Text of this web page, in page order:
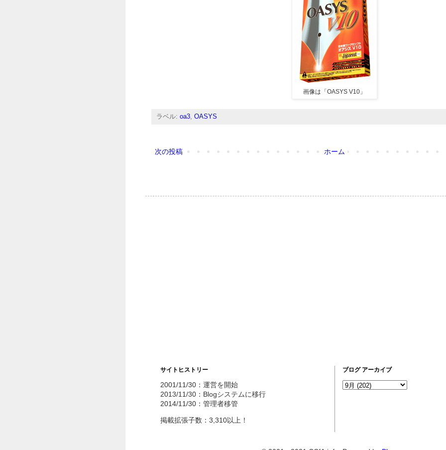
画像は「OASYS V10」
ラベル: oa3, OASYS
次の投稿 ホーム
サイトヒストリー
2001/11/30：運営を開始
2013/11/30：Blogシステムに移行
2014/11/30：管理者移管
掲載拡張子数：3,310以上！
ブログ アーカイブ